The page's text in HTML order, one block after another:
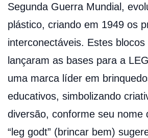
Segunda Guerra Mundial,
plástico, criando em 1949 os
interconectáveis. Estes blocos
lançaram as bases para a
uma marca líder em
educativos, simbolizando
diversão, conforme seu nome
“leg godt” (brincar bem)